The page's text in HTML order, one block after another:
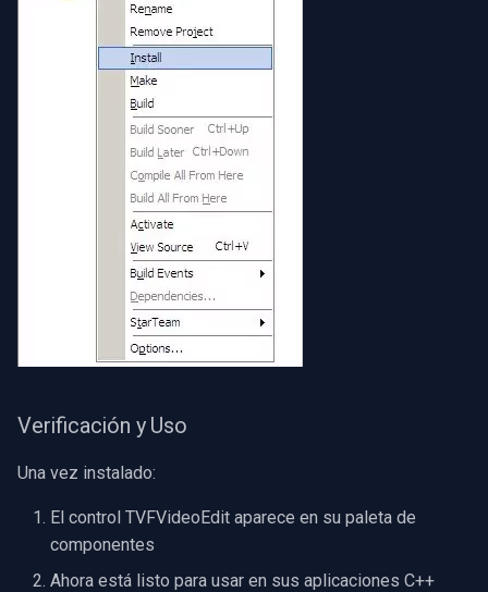
Verificación y Uso
Una vez instalado:
El control TVFVideoEdit aparece en su paleta de
componentes
Ahora está listo para usar en sus aplicaciones C++